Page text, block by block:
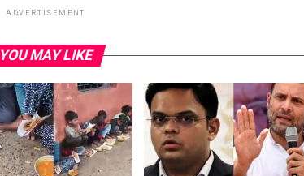
ADVERTISEMENT
YOU MAY LIKE